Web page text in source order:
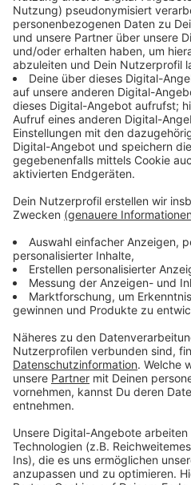
Band eine Portion
Gläubigen weiterhin in ihren
"Wasted Words & Bad
Bauernhaus am Stadtrand
aufgenommen. Die ruhige
bot der fünfköpfigen Band
Atempause von den
Tourneen in den Staaten und
sagt über das Album: “Diese
genau in diesem jetzigen
Anzeige
Anzeige
Wir
Zustimmung,
Video-
Drittanbieters,
einzubetten.
Daten zu